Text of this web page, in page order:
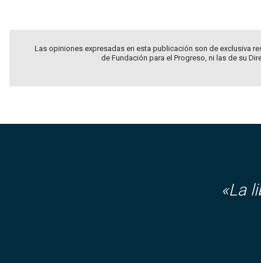
Las opiniones expresadas en esta publicación son de exclusiva
de Fundación para el Progreso, ni las de su
«La